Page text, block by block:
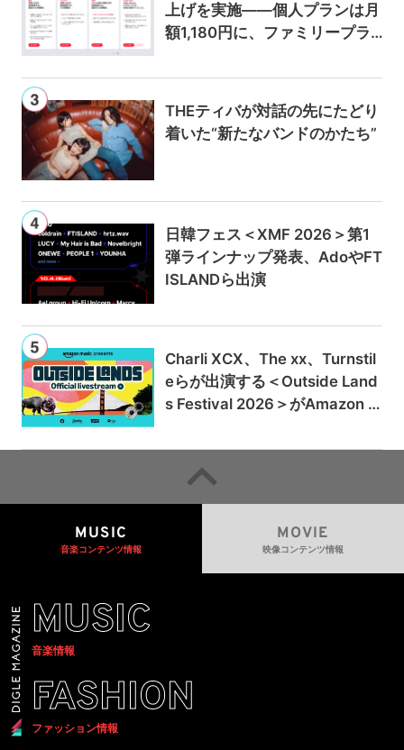
上げを実施——個人プランは月
額1,180円に、ファミリープラ
THEティバが対話の先にたどり
着いた“新たなバンドのかたち”
日韓フェス＜XMF 2026＞第1
弾ラインナップ発表、AdoやFT
ISLANDら出演
Charli XCX、The xx、Turnstil
eらが出演する＜Outside Land
s Festival 2026＞がAmazon M
ブ配信
MUSIC
音楽コンテンツ情報
MOVIE
映像コンテンツ情報
MUSIC
音楽情報
FASHION
ファッション情報